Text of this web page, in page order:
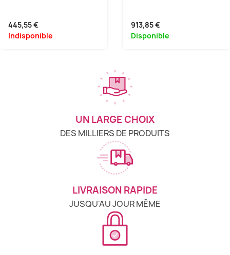
445,55 €
Indisponible
913,85 €
Disponible
UN LARGE CHOIX
DES MILLIERS DE PRODUITS
LIVRAISON RAPIDE
JUSQU'AU JOUR MÊME